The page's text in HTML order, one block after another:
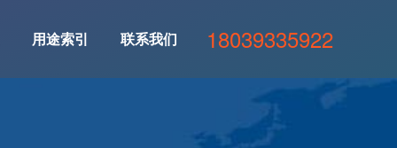
用途索引 联系我们 18039335922